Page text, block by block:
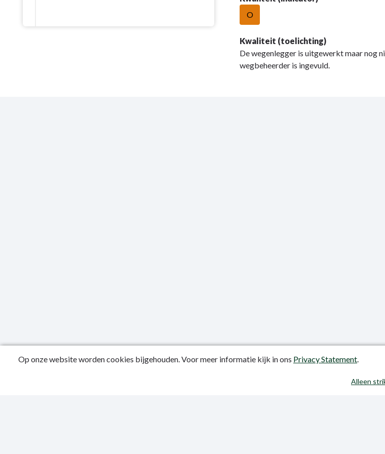
O
Kwaliteit (toelichting)
De wegenlegger is uitgewerkt maar nog
wegbeheerder is ingevuld.
Op onze website worden cookies bijgehouden. Voor meer informatie kijk in ons Privacy Statement.
Alleen